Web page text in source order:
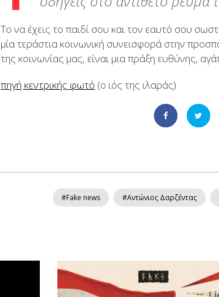
Το να έχεις το παιδί σου και τον εαυτό σου
μία τεράστια κοινωνική συνεισφορά στην
της κοινωνίας μας, είναι μια πράξη ευθύνης,
πηγή κεντρικής φωτό (ο ιός της ιλαράς)
#Fake news #Αντώνιος Δαρζέντας